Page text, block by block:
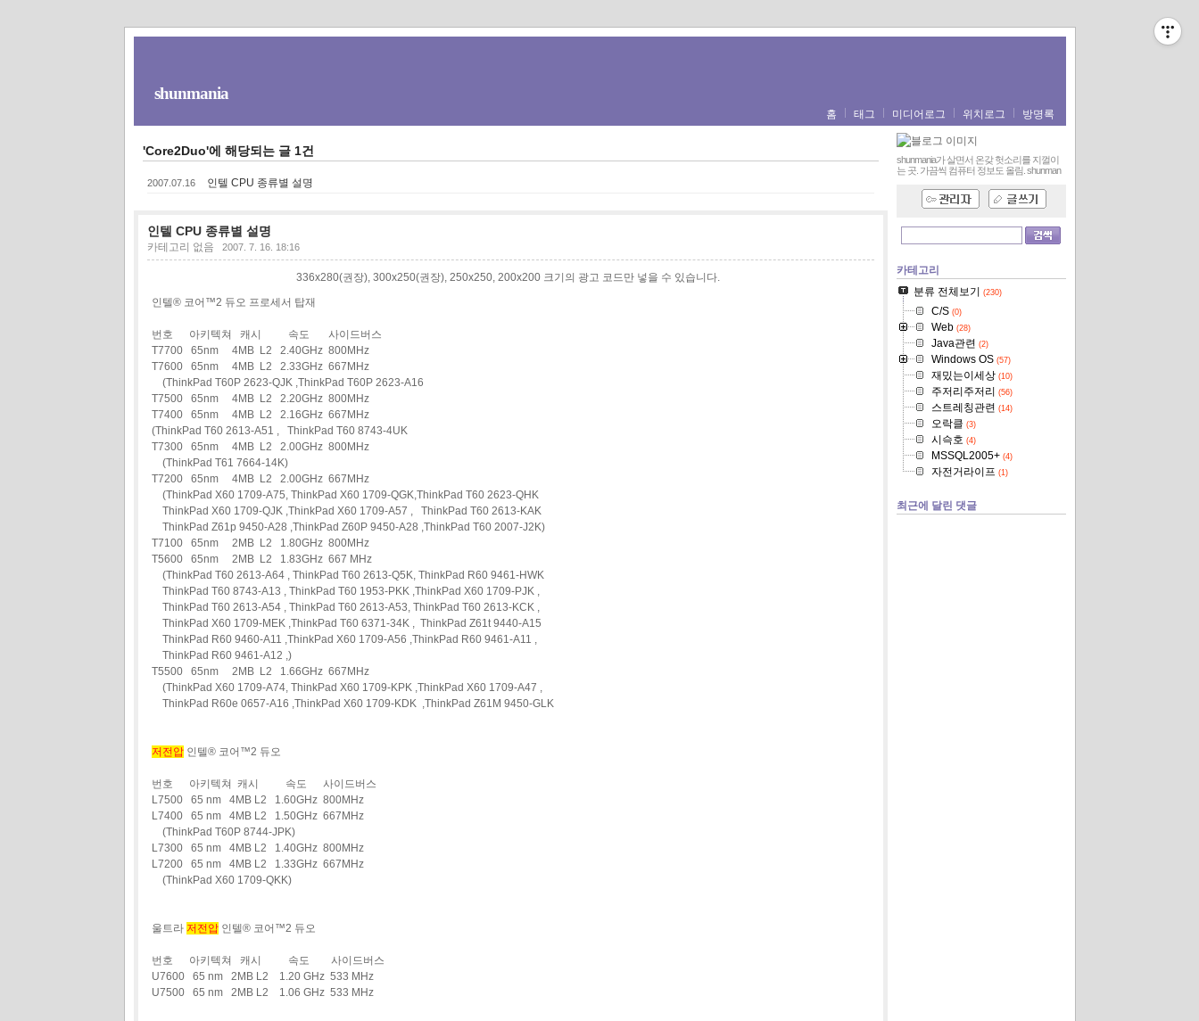
shunmania
홈 태그 미디어로그 위치로그 방명록
'Core2Duo'에 해당되는 글 1건
2007.07.16 인텔 CPU 종류별 설명
인텔 CPU 종류별 설명
카테고리 없음 2007. 7. 16. 18:16
336x280(권장), 300x250(권장), 250x250, 200x200 크기의 광고 코드만 넣을 수 있습니다.
인텔® 코어™2 듀오 프로세서 탑재
번호 아키텍쳐 캐시 속도 사이드버스
T7700 65nm 4MB L2 2.40GHz 800MHz
T7600 65nm 4MB L2 2.33GHz 667MHz
(ThinkPad T60P 2623-QJK ,ThinkPad T60P 2623-A16
T7500 65nm 4MB L2 2.20GHz 800MHz
T7400 65nm 4MB L2 2.16GHz 667MHz
(ThinkPad T60 2613-A51 , ThinkPad T60 8743-4UK
T7300 65nm 4MB L2 2.00GHz 800MHz
(ThinkPad T61 7664-14K)
T7200 65nm 4MB L2 2.00GHz 667MHz
(ThinkPad X60 1709-A75, ThinkPad X60 1709-QGK,ThinkPad T60 2623-QHK
ThinkPad X60 1709-QJK ,ThinkPad X60 1709-A57 , ThinkPad T60 2613-KAK
ThinkPad Z61p 9450-A28 ,ThinkPad Z60P 9450-A28 ,ThinkPad T60 2007-J2K)
T7100 65nm 2MB L2 1.80GHz 800MHz
T5600 65nm 2MB L2 1.83GHz 667 MHz
(ThinkPad T60 2613-A64 , ThinkPad T60 2613-Q5K, ThinkPad R60 9461-HWK
ThinkPad T60 8743-A13 , ThinkPad T60 1953-PKK ,ThinkPad X60 1709-PJK ,
ThinkPad T60 2613-A54 , ThinkPad T60 2613-A53, ThinkPad T60 2613-KCK ,
ThinkPad X60 1709-MEK ,ThinkPad T60 6371-34K , ThinkPad Z61t 9440-A15
ThinkPad R60 9460-A11 ,ThinkPad X60 1709-A56 ,ThinkPad R60 9461-A11 ,
ThinkPad R60 9461-A12 ,)
T5500 65nm 2MB L2 1.66GHz 667MHz
(ThinkPad X60 1709-A74, ThinkPad X60 1709-KPK ,ThinkPad X60 1709-A47 ,
ThinkPad R60e 0657-A16 ,ThinkPad X60 1709-KDK ,ThinkPad Z61M 9450-GLK
저전압인텔® 코어™2 듀오
번호 아키텍쳐 캐시 속도 사이드버스
L7500 65 nm 4MB L2 1.60GHz 800MHz
L7400 65 nm 4MB L2 1.50GHz 667MHz
(ThinkPad T60P 8744-JPK)
L7300 65 nm 4MB L2 1.40GHz 800MHz
L7200 65 nm 4MB L2 1.33GHz 667MHz
(ThinkPad X60 1709-QKK)
울트라 저전압인텔® 코어™2 듀오
번호 아키텍쳐 캐시 속도 사이드버스
U7600 65 nm 2MB L2 1.20 GHz 533 MHz
U7500 65 nm 2MB L2 1.06 GHz 533 MHz
shunmania가 살면서 온갖 헛소리를 지껄이
는 곳. 가끔씩 컴퓨터 정보도 올림. shunman
카테고리
분류 전체보기
(230)
C/S(0)
Web(28)
Java관련 (2)
Windows OS(57)
재밌는이세상(10)
주저리주저리 (56)
스트레칭관련 (14)
오락클 (3)
시슥호 (4)
MSSQL2005+(4)
자전거라이프 (1)
최근에 달린 댓글